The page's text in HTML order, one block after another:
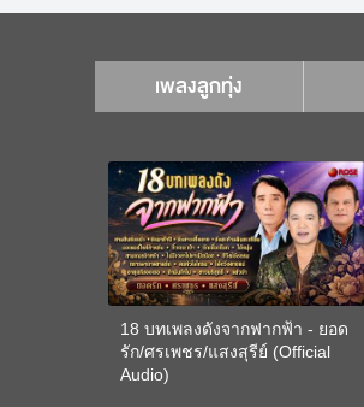
เพลงลูกทุ่ง
18 บทเพลงดังจากฟากฟ้า - ยอด
รัก/ศรเพชร/แสงสุรีย์ (Official
Audio)